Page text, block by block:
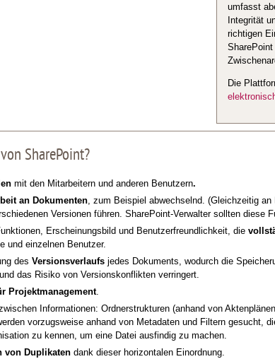
umfasst
Integrität
richtigen
Die
SharePoint?
mit den Mitarbeitern und anderen Benutzern.
an Dokumenten , zum Beispiel abwechselnd. (Gleichzeitig
Versionen führen. SharePoint-Verwalter sollten diese
Erscheinungsbild und Benutzerfreundlichkeit, die
und einzelnen Benutzer.
des Versionsverlaufs jedes Dokuments, wodurch die
das Risiko von Versionskonflikten verringert.
Projektmanagement.
Informationen: Ordnerstrukturen (anhand von
vorzugsweise anhand von Metadaten und Filtern gesucht,
zu kennen, um eine Datei ausfindig zu machen.
von Duplikaten dank dieser horizontalen Einordnung.